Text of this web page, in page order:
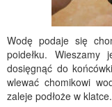
Wodę podaje się
poidełku.
dosięgnąć do
wlewać chomikowi
zaleje podłoże w klatce.